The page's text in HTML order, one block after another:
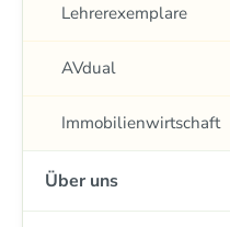
Lehrerexemplare
AVdual
Immobilienwirtschaft
Über uns